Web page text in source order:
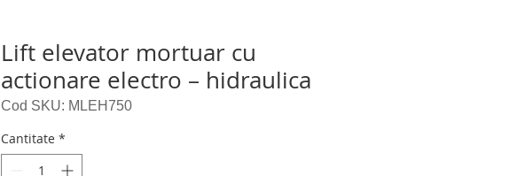
Lift elevator mortuar cu
actionare electro – hidraulica
Cod SKU: MLEH750
Cantitate *